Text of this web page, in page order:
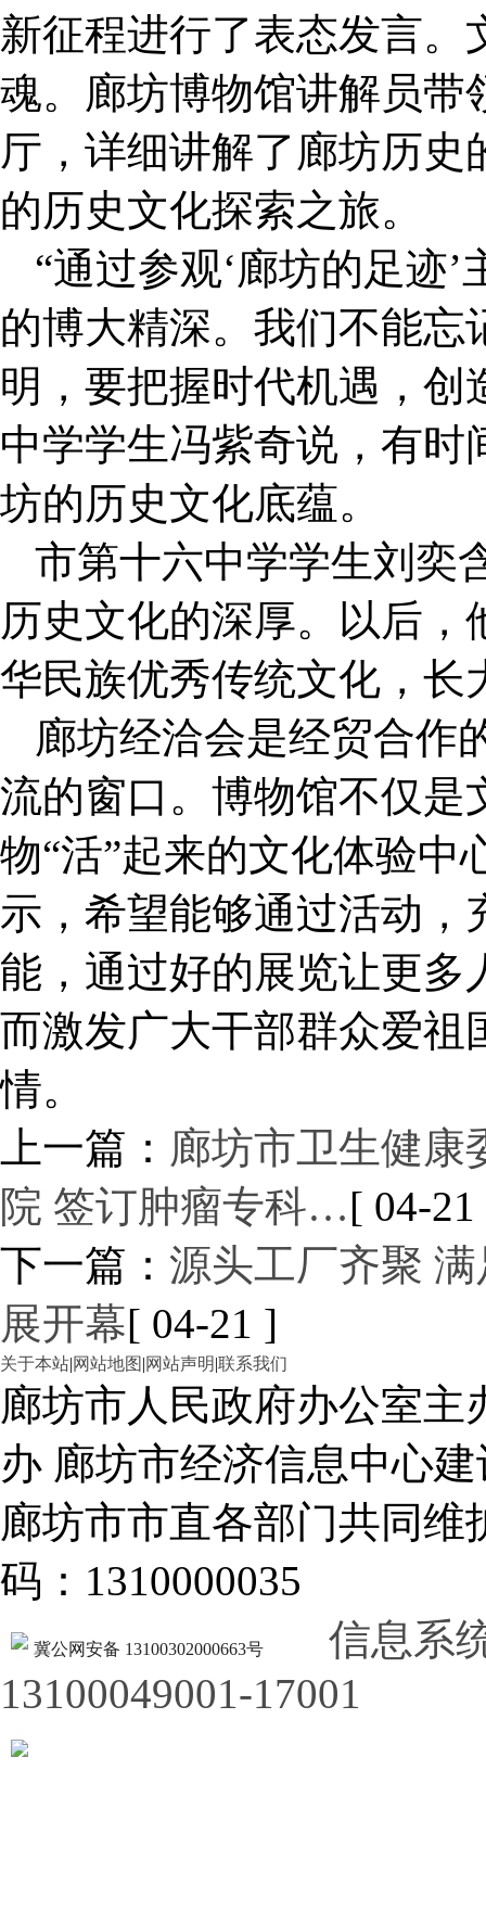
新征程进行了表态发言
魂。廊坊博物馆讲解员带
厅，详细讲解了廊坊历
的历史文化探索之旅。
“通过参观‘廊坊的足迹
的博大精深。我们不能
明，要把握时代机遇，创
中学学生冯紫奇说，有
坊的历史文化底蕴。
市第十六中学学生刘奕
历史文化的深厚。以后
华民族优秀传统文化，长
廊坊经洽会是经贸合作
流的窗口。博物馆不仅是
物“活”起来的文化体验中
示，希望能够通过活动，
能，通过好的展览让更多
而激发广大干部群众爱祖
情。
上一篇： 廊坊市卫生健康
院 签订肿瘤专科…[ 04-
下一篇： 源头工厂齐聚
展开幕[ 04-21 ]
关于本站|网站地图 |网站声明|联系我们
廊坊市人民政府办公室
办 廊坊市经济信息中心建
廊坊市市直各部门共同
码：1310000035
冀公网安备 13100302000663号
信息系
13100049001-17001